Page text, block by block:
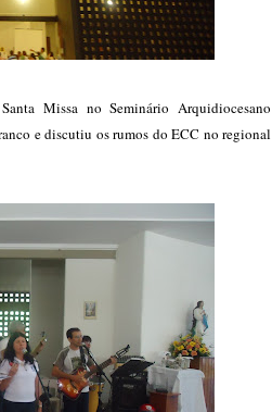
Missa no Seminário Arquidiocesano
e discutiu os rumos do ECC no regional